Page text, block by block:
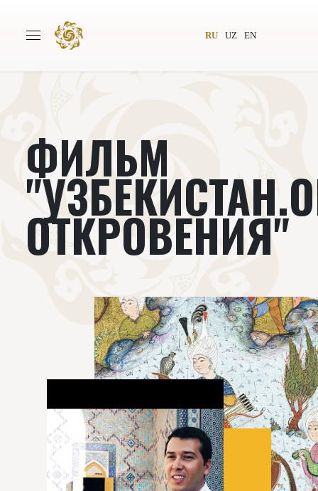
RU UZ EN
Издательство Новости
Проекты Подкасты
Книги Видеолекторий
ФИЛЬМ
ОТКРОВЕНИЯ"